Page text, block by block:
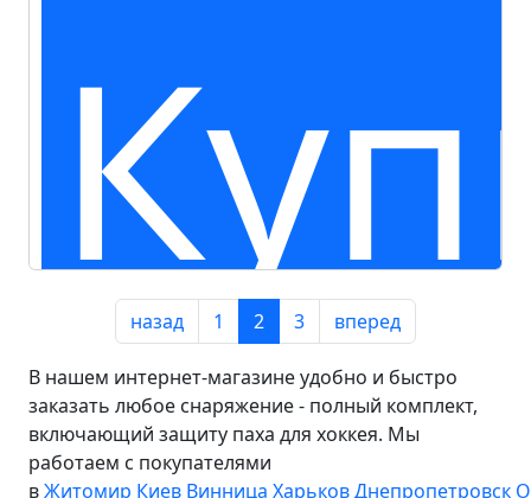
назад 1 2 3 вперед
В нашем интернет-магазине удобно и быстро
заказать любое снаряжение - полный комплект,
включающий защиту паха для хоккея. Мы
работаем с покупателями
вЖитомир Киев Винница ХарьковДнепропетровск